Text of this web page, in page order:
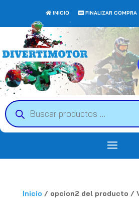
INICIO FINALIZAR COMPRA
Búsqueda
de
productos
Inicio / opcion2 del producto /